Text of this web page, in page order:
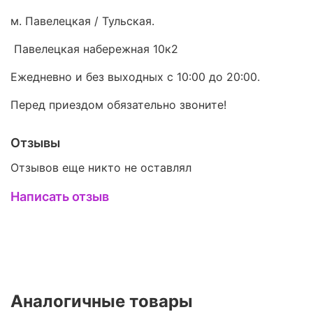
м. Павелецкая / Тульская.
Павелецкая набережная 10к2
Ежедневно и без выходных с 10:00 до 20:00.
Перед приездом обязательно звоните!
Отзывы
Отзывов еще никто не оставлял
Написать отзыв
Аналогичные товары